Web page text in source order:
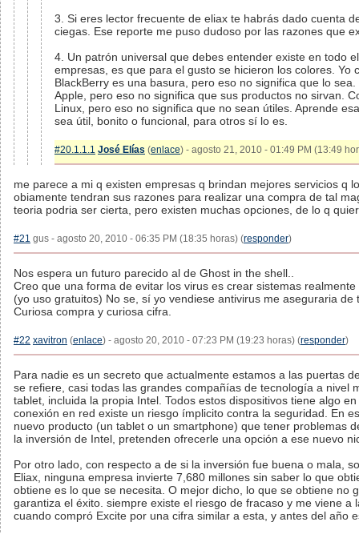
3. Si eres lector frecuente de eliax te habrás dado cuenta
ciegas. Ese reporte me puso dudoso por las razones que
4. Un patrón universal que debes entender existe en todo
empresas, es que para el gusto se hicieron los colores. Yo
BlackBerry es una basura, pero eso no significa que lo
Apple, pero eso no significa que sus productos no sirvan.
Linux, pero eso no significa que no sean útiles. Aprende
sea útil, bonito o funcional, para otros sí lo es.
#20.1.1.1 José Elías (enlace) - agosto 21, 2010 - 01:49 PM (13:49
me parece a mi q existen empresas q brindan mejores servicios q
obiamente tendran sus razones para realizar una compra de tal
teoria podria ser cierta, pero existen muchas opciones, de lo q
#21 gus - agosto 20, 2010 - 06:35 PM (18:35 horas) (responder)
Nos espera un futuro parecido al de Ghost in the shell..
Creo que una forma de evitar los virus es crear sistemas
(yo uso gratuitos) No se, sí yo vendiese antivirus me aseguraria de
Curiosa compra y curiosa cifra.
#22 xavitron (enlace) - agosto 20, 2010 - 07:23 PM (19:23 horas) (responder)
Para nadie es un secreto que actualmente estamos a las puertas
se refiere, casi todas las grandes compañías de tecnología a nivel
tablet, incluida la propia Intel. Todos estos dispositivos tiene algo
conexión en red existe un riesgo ímplicito contra la seguridad. En
nuevo producto (un tablet o un smartphone) que tener problemas
la inversión de Intel, pretenden ofrecerle una opción a ese nuevo
Por otro lado, con respecto a de si la inversión fue buena o mala,
Eliax, ninguna empresa invierte 7,680 millones sin saber lo que
obtiene es lo que se necesita. O mejor dicho, lo que se obtiene no
garantiza el éxito. siempre existe el riesgo de fracaso y me viene
cuando compró Excite por una cifra similar a esta, y antes del año